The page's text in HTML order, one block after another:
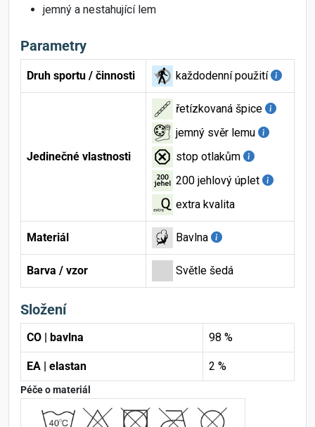
jemný a nestahující lem
Parametry
Druh sportu / činnosti každodenní použití
Jedinečné vlastnosti
řetízkovaná špice
jemný svěr lemu
stop otlakům
200 jehlový úplet
extra kvalita
Materiál Bavlna
Barva / vzor Světle šedá
Složení
CO | bavlna 98 %
EA | elastan 2 %
Péče o materiál